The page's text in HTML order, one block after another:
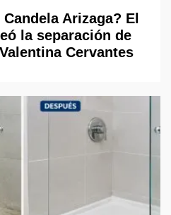
Arizaga? El
la separación de
Cervantes